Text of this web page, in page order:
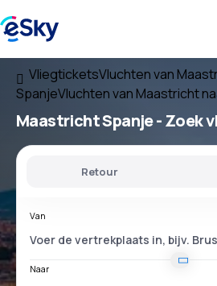
VliegticketsVluchten van
SpanjeVluchten van Maastricht
Maastricht Spanje- Zoek
Retour
Van
Naar